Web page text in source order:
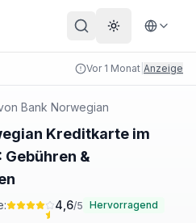
Theme
Vor 1 Monat Anzeige
Bank Norwegian
Kreditkarte im
Gebühren &
4,6/5 Hervorragend